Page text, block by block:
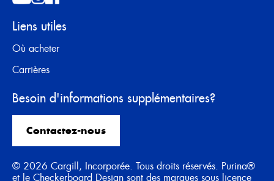
Liens utiles
Où acheter
Carrières
Besoin d'informations supplémentaires?
Contactez-nous
© 2026 Cargill, Incorporée. Tous droits réservés. Purina®
et le Checkerboard Design sont des marques sous licence